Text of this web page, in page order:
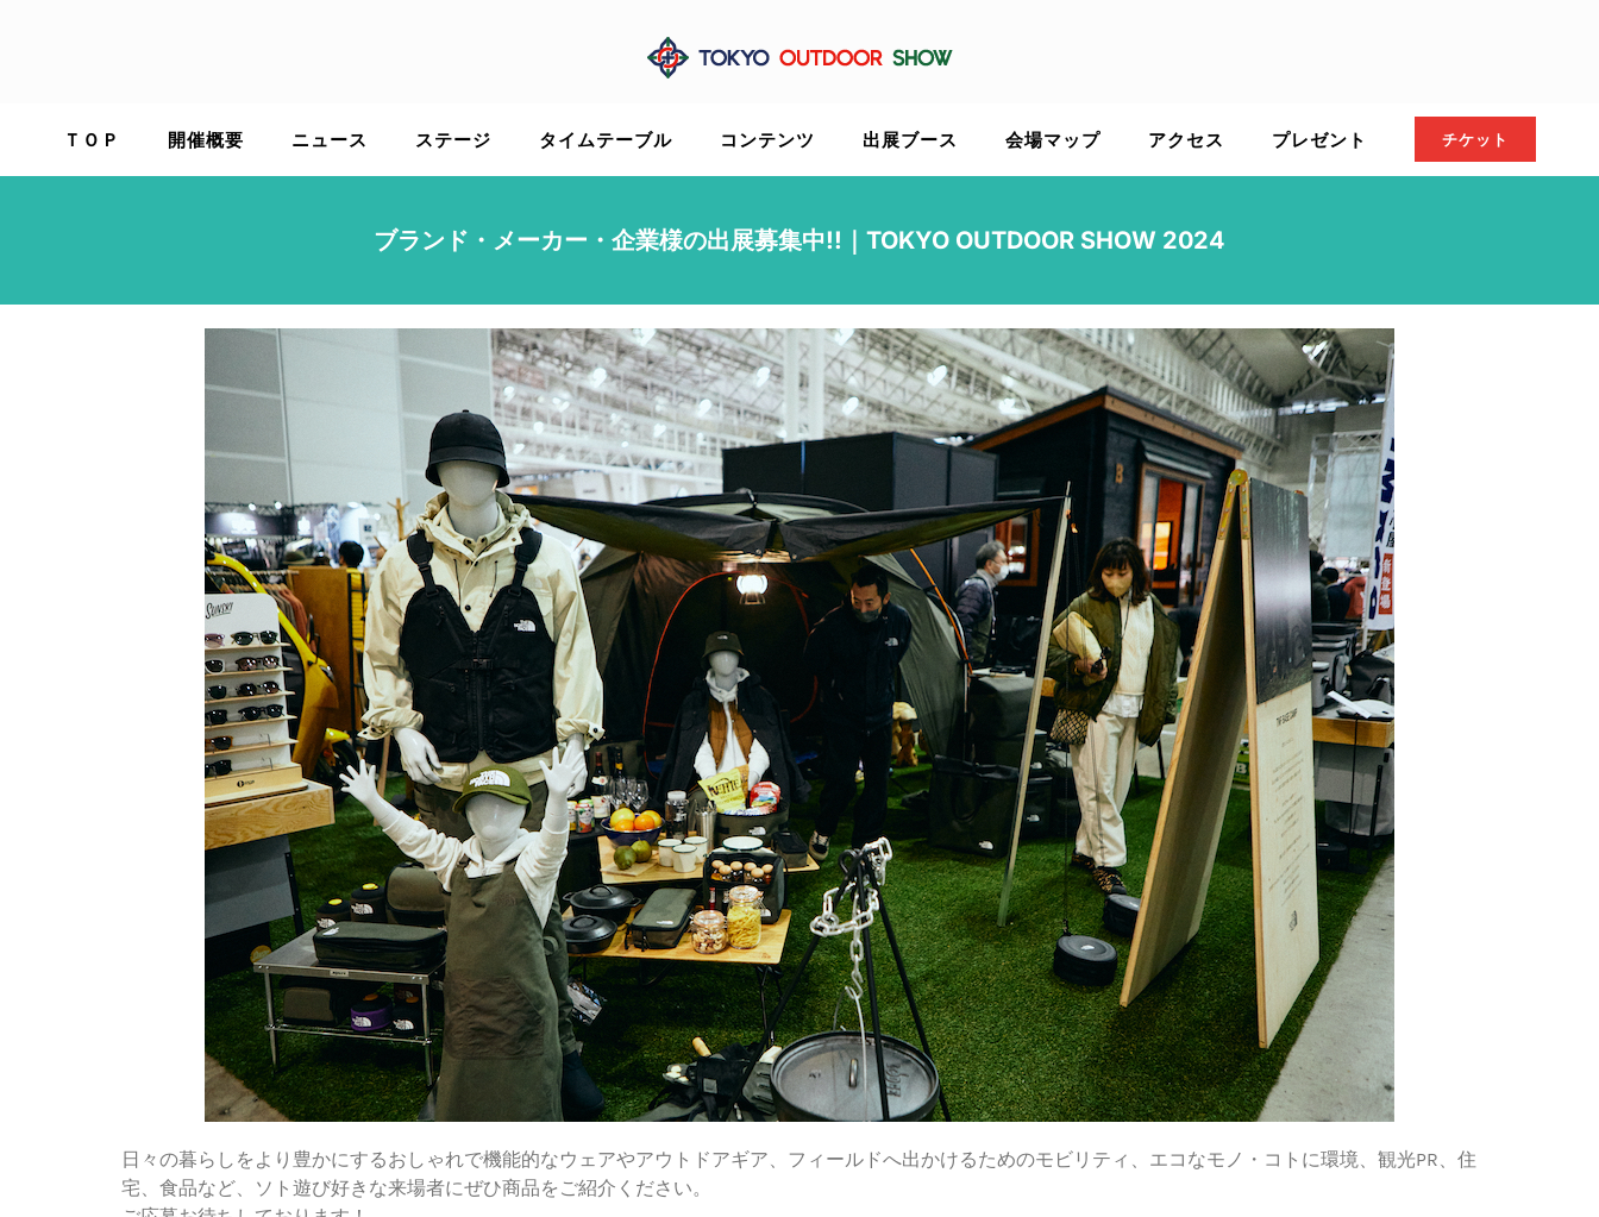
ＴＯＰ 開催概要 ニュース ステージ タイムテーブル コンテンツ 出展ブース 会場マップ アクセス プレゼント チケット
ブランド・メーカー・企業様の出展募集中!!｜TOKYO OUTDOOR SHOW 2024
日々の暮らしをより豊かにするおしゃれで機能的なウェアやアウトドアギア、フィールドへ出かけるためのモビリティ、エコなモノ・コトに環境、観光PR、住
宅、食品など、ソト遊び好きな来場者にぜひ商品をご紹介ください。